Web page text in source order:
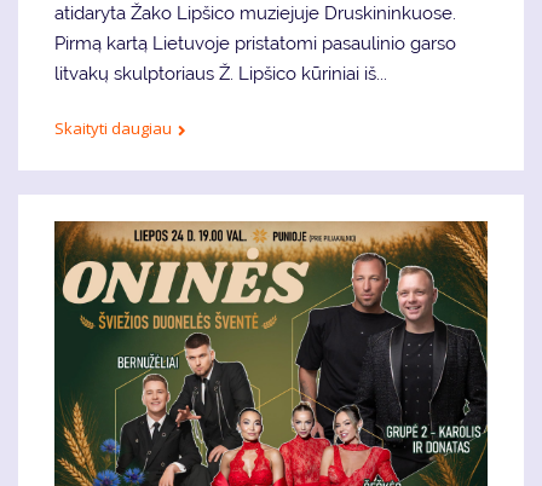
atidaryta Žako Lipšico muziejuje Druskininkuose.
Pirmą kartą Lietuvoje pristatomi pasaulinio garso
litvakų skulptoriaus Ž. Lipšico kūriniai iš...
Skaityti daugiau